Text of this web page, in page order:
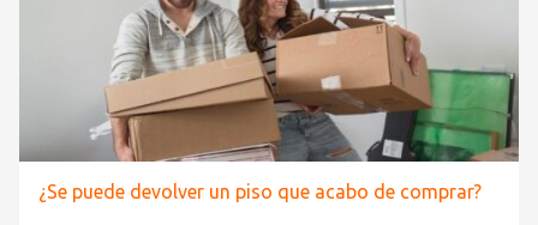
¿Se puede devolver un piso que acabo de comprar?